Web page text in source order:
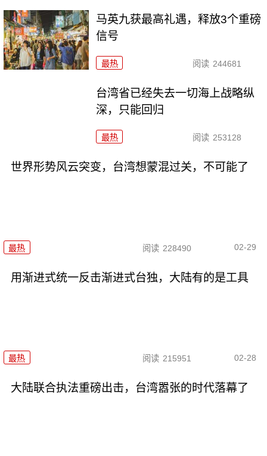
马英九获最高礼遇，释放3个重磅
信号
最热 阅读 244681
台湾省已经失去一切海上战略纵
深，只能回归
最热 阅读 253128
世界形势风云突变，台湾想蒙混过关，不可能了
最热 阅读 228490 02-29
用渐进式统一反击渐进式台独，大陆有的是工具
最热 阅读 215951 02-28
大陆联合执法重磅出击，台湾嚣张的时代落幕了